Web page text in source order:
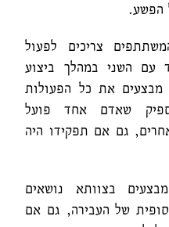
הפשע.
צריכים לפעול
עם השני במהלך ביצוע
את כל הפעולות
שאדם אחד פועל
גם אם תפקידו היה
בצוותא נושאים
של העבירה, גם אם